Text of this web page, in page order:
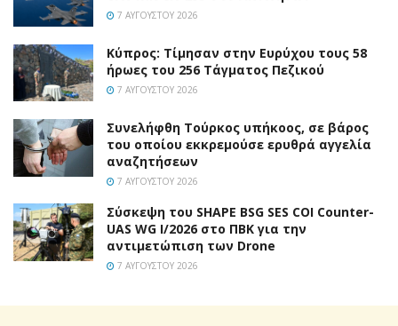
7 ΑΥΓΟΎΣΤΟΥ 2026
Κύπρος: Τίμησαν στην Ευρύχου τους 58
ήρωες του 256 Τάγματος Πεζικού
7 ΑΥΓΟΎΣΤΟΥ 2026
Συνελήφθη Τούρκος υπήκοος, σε βάρος
του οποίου εκκρεμούσε ερυθρά αγγελία
αναζητήσεων
7 ΑΥΓΟΎΣΤΟΥ 2026
Σύσκεψη του SHAPE BSG SES COI Counter-
UAS WG I/2026 στο ΠΒΚ για την
αντιμετώπιση των Drone
7 ΑΥΓΟΎΣΤΟΥ 2026